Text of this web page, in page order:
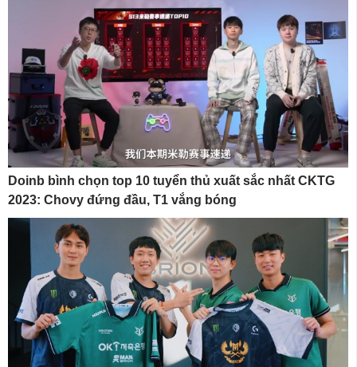
Doinb bình chọn top 10 tuyển thủ xuất sắc nhất CKTG
2023: Chovy đứng đầu, T1 vắng bóng